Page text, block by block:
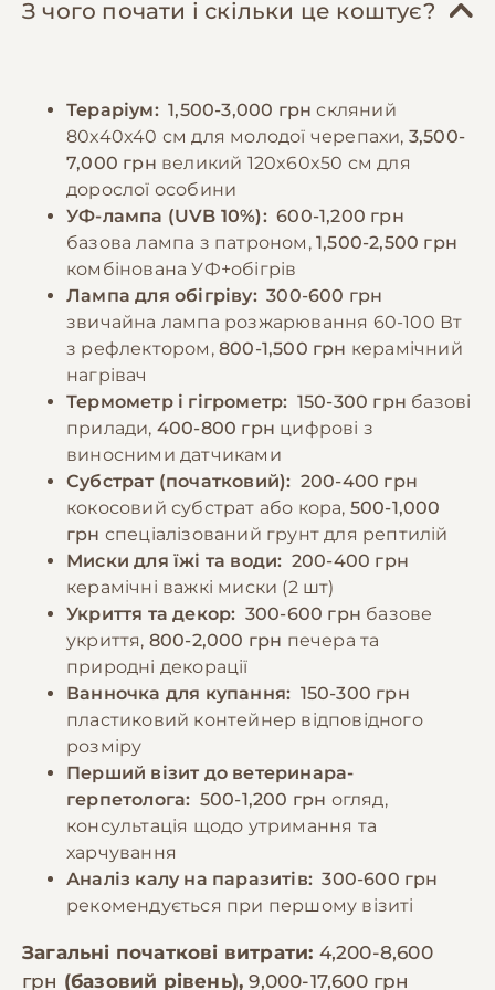
тераріуму, міняйте воду щодня. Важливо
рекомендується 2-3 рази на тиждень у
теплій воді.
🎁 −10% на зоотовари
За промокодом E-PET
або крейду. Білкова їжа (комахи, равлики)
3-4 рази на тиждень, молодих - щодня. Вся
їжа повинна бути свіжою та ретельно
вимитою. Важливо подрібнювати корм до
розміру, який черепаха може легко
проковтнути.
🎁 −10% на зоотовари
За промокодом E-PET
З чого почати і скільки це коштує?
Тераріум: 1,500-3,000 грн скляний
80x40x40 см для молодої черепахи, 3,500-
7,000 грн великий 120x60x50 см для
дорослої особини
УФ-лампа (UVB 10%): 600-1,200 грн
базова лампа з патроном, 1,500-2,500 грн
комбінована УФ+обігрів
Лампа для обігріву: 300-600 грн
звичайна лампа розжарювання 60-100 Вт
з рефлектором, 800-1,500 грн керамічний
нагрівач
Термометр і гігрометр: 150-300 грн базові
прилади, 400-800 грн цифрові з
виносними датчиками
Субстрат (початковий): 200-400 грн
кокосовий субстрат або кора, 500-1,000
грн спеціалізований грунт для рептилій
Миски для їжі та води: 200-400 грн
керамічні важкі миски (2 шт)
Укриття та декор: 300-600 грн базове
укриття, 800-2,000 грн печера та
природні декорації
Ванночка для купання: 150-300 грн
пластиковий контейнер відповідного
розміру
Перший візит до ветеринара-
герпетолога: 500-1,200 грн огляд,
консультація щодо утримання та
харчування
Аналіз калу на паразитів: 300-600 грн
рекомендується при першому візиті
Загальні початкові витрати: 4,200-8,600
грн (базовий рівень),9,000-17,600 грн